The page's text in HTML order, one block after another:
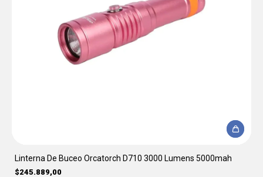
Linterna De Buceo Orcatorch D710 3000 Lumens 5000mah
$245.889,00